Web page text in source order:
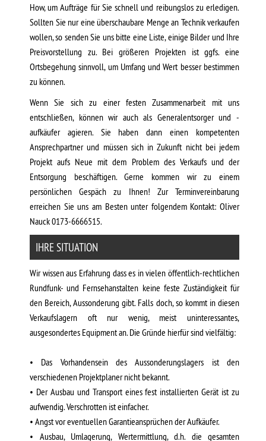
How, um Aufträge für Sie schnell und reibungslos zu erledigen.
Sollten Sie nur eine überschaubare Menge an Technik verkaufen
wollen, so senden Sie uns bitte eine Liste, einige Bilder und Ihre
Preisvorstellung zu. Bei größeren Projekten ist ggfs. eine
Ortsbegehung sinnvoll, um Umfang und Wert besser bestimmen
zu können.
Wenn Sie sich zu einer festen Zusammenarbeit mit uns
entschließen, können wir auch als Generalentsorger und -
aufkäufer agieren. Sie haben dann einen kompetenten
Ansprechpartner und müssen sich in Zukunft nicht bei jedem
Projekt aufs Neue mit dem Problem des Verkaufs und der
Entsorgung beschäftigen. Gerne kommen wir zu einem
persönlichen Gespäch zu Ihnen! Zur Terminvereinbarung
erreichen Sie uns am Besten unter folgendem Kontakt: Oliver
Nauck 0173-6666515.
IHRE SITUATION
Wir wissen aus Erfahrung dass es in vielen öffentlich-rechtlichen
Rundfunk- und Fernsehanstalten keine feste Zuständigkeit für
den Bereich, Aussonderung gibt. Falls doch, so kommt in diesen
Verkaufslagern oft nur wenig, meist uninteressantes,
ausgesondertes Equipment an. Die Gründe hierfür sind vielfältig:
• Das Vorhandensein des Aussonderungslagers ist den
verschiedenen Projektplaner nicht bekannt.
• Der Ausbau und Transport eines fest installierten Gerät ist zu
aufwendig. Verschrotten ist einfacher.
• Angst vor eventuellen Garantieansprüchen der Aufkäufer.
• Ausbau, Umlagerung, Wertermittlung, d.h. die gesamten